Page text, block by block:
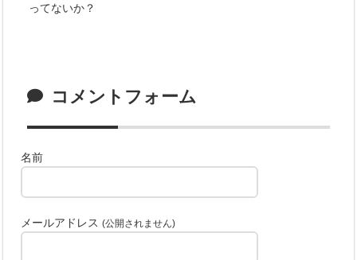
ってないか？
コメントフォーム
名前
メールアドレス(公開されません)